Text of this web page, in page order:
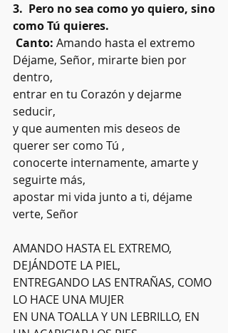
3.  Pero no sea como yo quiero, sino
como Tú quieres.
Canto: Amando hasta el extremo
Déjame, Señor, mirarte bien por
dentro,
entrar en tu Corazón y dejarme
seducir,
y que aumenten mis deseos de
querer ser como Tú ,
conocerte internamente, amarte y
seguirte más,
apostar mi vida junto a ti, déjame
verte, Señor
AMANDO HASTA EL EXTREMO,
DEJÁNDOTE LA PIEL,
ENTREGANDO LAS ENTRAÑAS, COMO
LO HACE UNA MUJER
EN UNA TOALLA Y UN LEBRILLO, EN